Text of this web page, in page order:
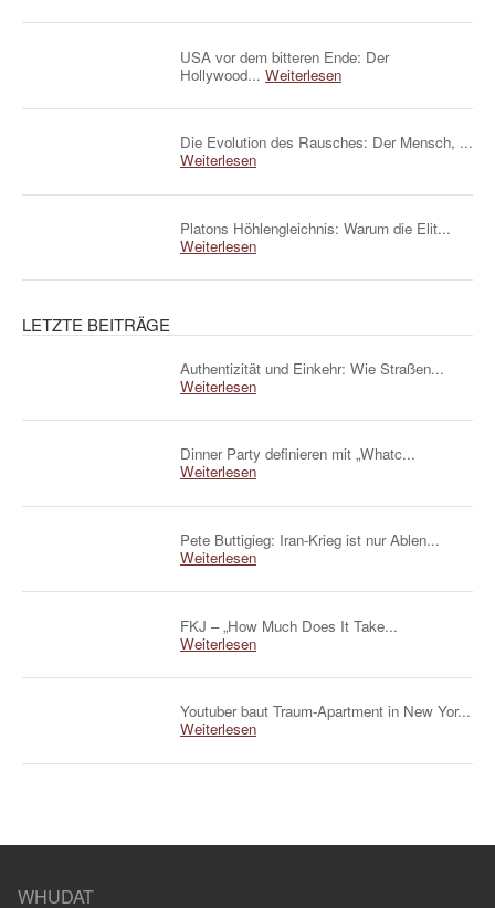
USA vor dem bitteren Ende: Der
Hollywood... Weiterlesen
Die Evolution des Rausches: Der Mensch, ...
Weiterlesen
Platons Höhlengleichnis: Warum die Elit...
Weiterlesen
LETZTE BEITRÄGE
Authentizität und Einkehr: Wie Straßen...
Weiterlesen
Dinner Party definieren mit „Whatc...
Weiterlesen
Pete Buttigieg: Iran-Krieg ist nur Ablen...
Weiterlesen
FKJ – „How Much Does It Take...
Weiterlesen
Youtuber baut Traum-Apartment in New Yor...
Weiterlesen
WHUDAT